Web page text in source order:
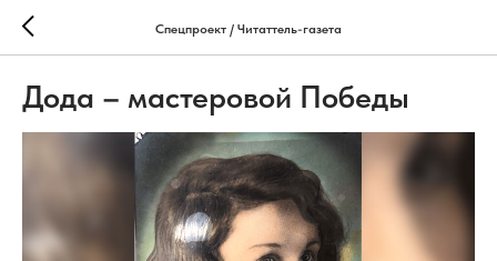
Спецпроект / Читаттель-газета
Дода – мастеровой Победы